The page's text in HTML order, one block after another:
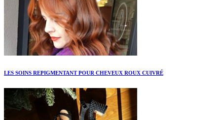
LES SOINS REPIGMENTANT POUR CHEVEUX ROUX CUIVRÉ